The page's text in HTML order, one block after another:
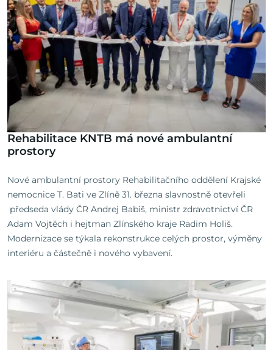
Rehabilitace KNTB má nové ambulantní
prostory
Nové ambulantní prostory Rehabilitačního oddělení Krajské
nemocnice T. Bati ve Zlíně 31. března slavnostně otevřeli
předseda vlády ČR Andrej Babiš, ministr zdravotnictví ČR
Adam Vojtěch i hejtman Zlínského kraje Radim Holiš.
Modernizace se týkala rekonstrukce celých prostor, výměny
interiéru a částečně i nového vybavení.